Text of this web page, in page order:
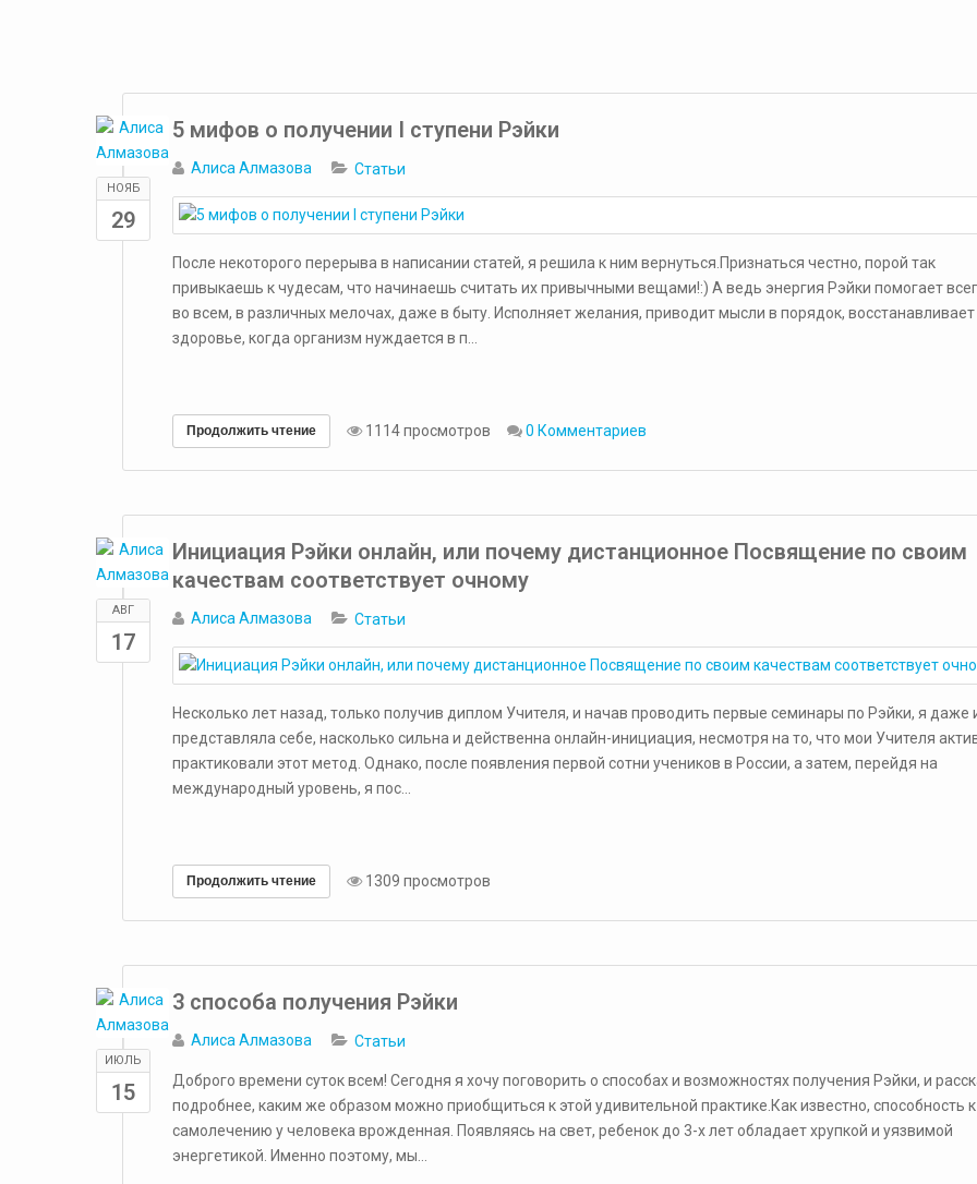
НОЯБ
29
5 мифов о получении I ступени Рэйки
Алиса Алмазова Статьи
​После некоторого перерыва в написании статей, я решила к ним вернуться.Признаться честно, порой так
привыкаешь к чудесам, что начинаешь считать их привычными вещами!:) А ведь энергия Рэйки помогает
во всем, в различных мелочах, даже в быту. Исполняет желания, приводит мысли в порядок, восстанавливает
здоровье, когда организм нуждается в п...
Продолжить чтение 1114 просмотров 0 Комментариев
АВГ
17
Инициация Рэйки онлайн, или почему дистанционное Посвящение по своим
качествам соответствует очному
Алиса Алмазова Статьи
​Несколько лет назад, только получив диплом Учителя, и начав проводить первые семинары по Рэйки, я даже
представляла себе, насколько сильна и действенна онлайн-инициация, несмотря на то, что мои Учителя
практиковали этот метод. Однако, после появления первой сотни учеников в России, а затем, перейдя на
международный уровень, я пос...
Продолжить чтение 1309 просмотров
ИЮЛЬ
15
​3 способа получения Рэйки
Алиса Алмазова Статьи
Доброго времени суток всем! Сегодня я хочу поговорить о способах и возможностях получения Рэйки, и
подробнее, каким же образом можно приобщиться к этой удивительной практике.Как известно, способность к
самолечению у человека врожденная. Появляясь на свет, ребенок до 3-х лет обладает хрупкой и уязвимой
энергетикой. Именно поэтому, мы...